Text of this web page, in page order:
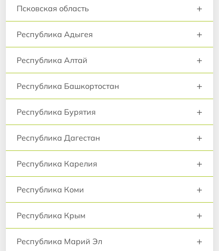
Псковская область +
Республика Адыгея +
Республика Алтай +
Республика Башкортостан +
Республика Бурятия +
Республика Дагестан +
Республика Карелия +
Республика Коми +
Республика Крым +
Республика Марий Эл +